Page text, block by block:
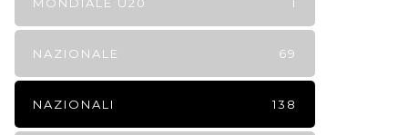
NAZIONALE 69
NAZIONALI 138